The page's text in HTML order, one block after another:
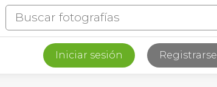
Iniciar sesión Registrarse